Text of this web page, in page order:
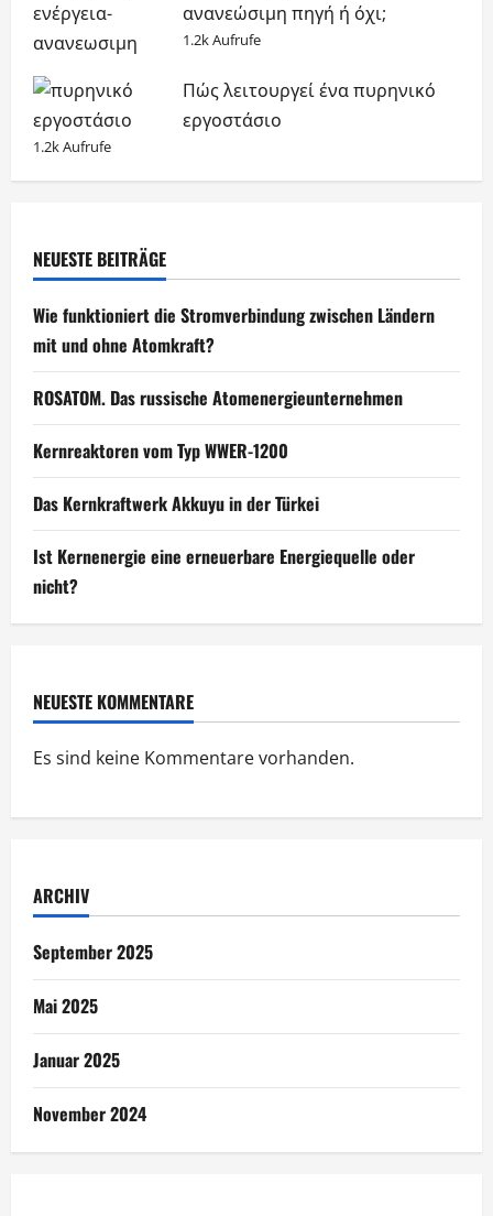
ανανεώσιμη πηγή ή όχι;
1.2k Aufrufe
Πώς λειτουργεί ένα πυρηνικό
εργοστάσιο
1.2k Aufrufe
NEUESTE BEITRÄGE
Wie funktioniert die Stromverbindung zwischen Ländern
mit und ohne Atomkraft?
ROSATOM. Das russische Atomenergieunternehmen
Kernreaktoren vom Typ WWER-1200
Das Kernkraftwerk Akkuyu in der Türkei
Ist Kernenergie eine erneuerbare Energiequelle oder
nicht?
NEUESTE KOMMENTARE
Es sind keine Kommentare vorhanden.
ARCHIV
September 2025
Mai 2025
Januar 2025
November 2024